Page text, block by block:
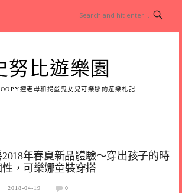
努比遊樂園
控老母和搗蛋鬼女兒可樂娜的遊樂札記
2018年春夏新品體驗～穿出孩子的時
，可樂娜童裝穿搭
2018-04-19 0